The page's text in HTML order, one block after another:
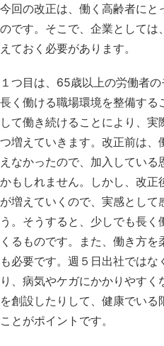
今回の改正は、働く高齢者にと
のです。そこで、企業としては
えておく必要があります。
１つ目は、 65歳以上の労働者
長く働ける職場環境を整備する
して働き続けることにより、
つ増えていきます。改正前は、
えなかったので、加入してい
かもしれません。しかし、改正
が増えていくので、実感として
う。そうすると、少しでも長
くるものです。また、働き方
も必要です。週５日出社ではな
り、病気やケガにかかりやす
を創設したりして、健康でいる
ことがポイントです。